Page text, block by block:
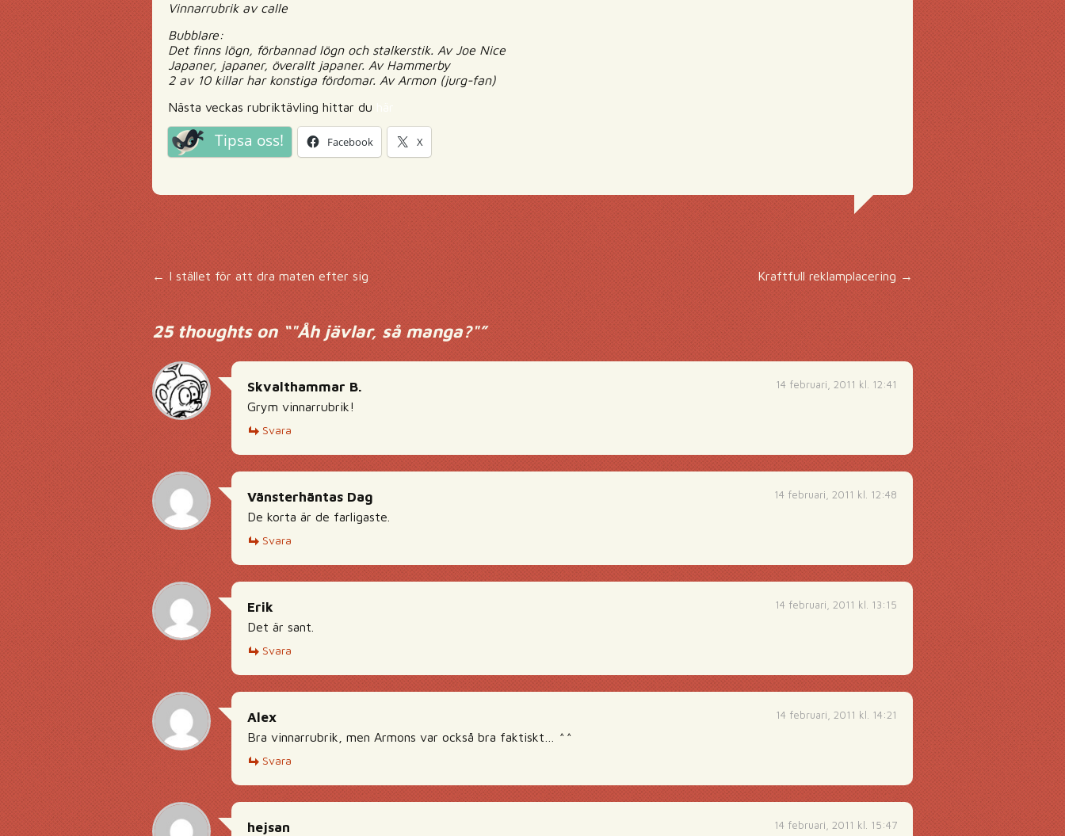
Vinnarrubrik av calle
Bubblare:
Det finns lögn, förbannad lögn och stalkerstik. Av Joe Nice
Japaner, japaner, överallt japaner. Av Hammerby
2 av 10 killar har konstiga fördomar. Av Armon (jurg-fan)
Nästa veckas rubriktävling hittar du
Tipsa oss! Facebook X
Inläggsnavigering
←I stället för att dra maten efter sig Kraftfull reklamplacering→
25 thoughts on “"Åh jävlar, så manga?"”
14 februari, 2011 kl. 12:41
Skvalthammar B.
Grym vinnarrubrik!
Svara
14 februari, 2011 kl. 12:48
Vänsterhäntas Dag
De korta är de farligaste.
Svara
14 februari, 2011 kl. 13:15
Erik
Det är sant.
Svara
14 februari, 2011 kl. 14:21
Alex
Bra vinnarrubrik, men Armons var också bra faktiskt… ^^
Svara
14 februari, 2011 kl. 15:47
hejsan